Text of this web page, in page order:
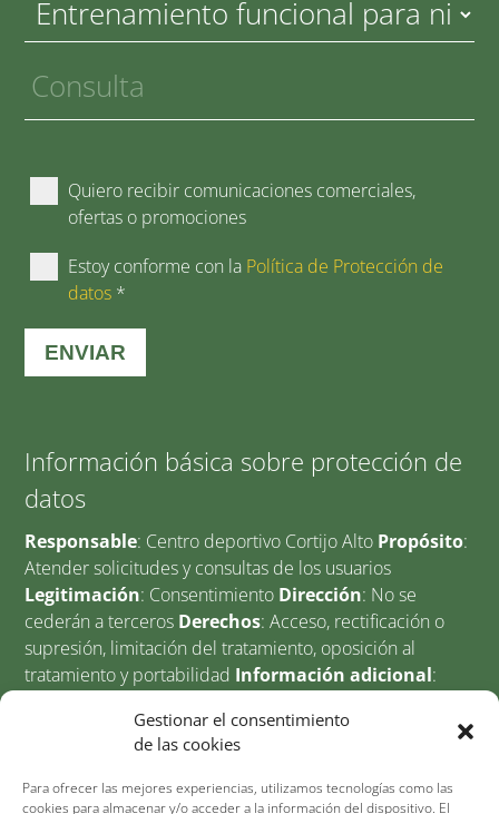
Gestionar el consentimiento
de las cookies
Para ofrecer las mejores experiencias, utilizamos tecnologías como las
cookies para almacenar y/o acceder a la información del dispositivo. El
Quiero recibir comunicaciones comerciales,
ofertas o promociones
Estoy conforme con la Política de Protección de
datos *
Información básica sobre protección de
datos
Responsable: Centro deportivo Cortijo Alto Propósito:
Atender solicitudes y consultas de los usuarios
Legitimación: Consentimiento Dirección: No se
cederán a terceros Derechos: Acceso, rectificación o
supresión, limitación del tratamiento, oposición al
tratamiento y portabilidad Información adicional:
Protección de Datos en nuestro Aviso legal.